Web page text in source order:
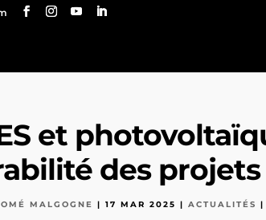
et
des projets
MALGOGNE |17 MAR 2025 |ACTUALITÉS